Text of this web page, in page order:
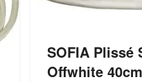
SOFIA Plissé
Offwhite 40cm